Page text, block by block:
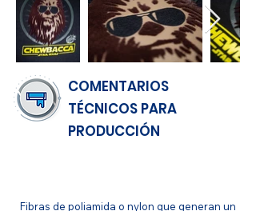
COMENTARIOS
TÉCNICOS PARA
PRODUCCIÓN
Fibras de poliamida o nylon que generan un